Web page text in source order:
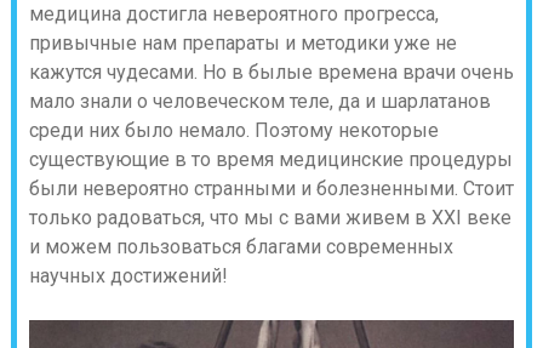
медицина достигла невероятного прогресса,
привычные нам препараты и методики уже не
кажутся чудесами. Но в былые времена врачи очень
мало знали о человеческом теле, да и шарлатанов
среди них было немало. Поэтому некоторые
существующие в то время медицинские процедуры
были невероятно странными и болезненными. Стоит
только радоваться, что мы с вами живем в XXI веке
и можем пользоваться благами современных
научных достижений!